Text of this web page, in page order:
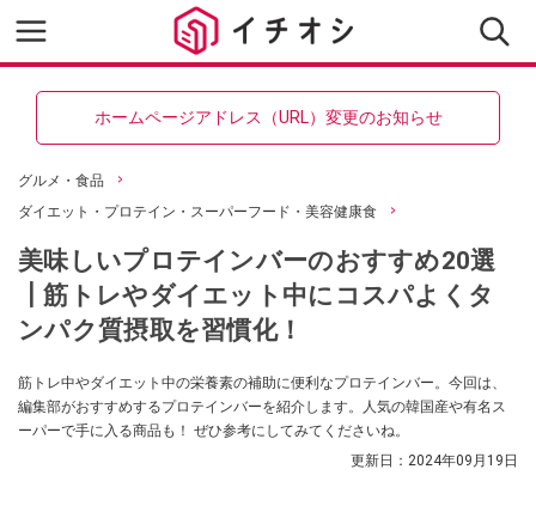
ホームページアドレス（URL）変更のお知らせ
グルメ・食品
ダイエット・プロテイン・スーパーフード・美容健康食
美味しいプロテインバーのおすすめ20選
┃筋トレやダイエット中にコスパよくタ
ンパク質摂取を習慣化！
筋トレ中やダイエット中の栄養素の補助に便利なプロテインバー。今回は、
編集部がおすすめするプロテインバーを紹介します。人気の韓国産や有名ス
ーパーで手に入る商品も！ ぜひ参考にしてみてくださいね。
更新日： 2024年09月19日